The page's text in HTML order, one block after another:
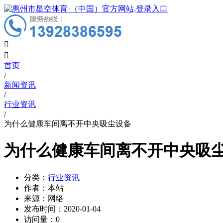


首页
/
新闻资讯
/
行业资讯
/
为什么健康车间离不开中央吸尘设备
为什么健康车间离不开中央吸
分类： 行业资讯
作者： 本站
来源： 网络
发布时间： 2020-01-04
访问量： 0